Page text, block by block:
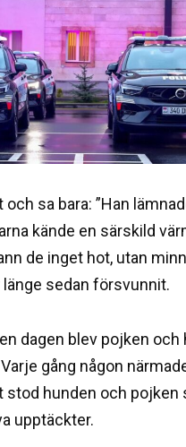
och sa bara: ”Han
kände en särskild
de inget hot, utan
sedan försvunnit.
dagen blev pojken och
gång någon
stod hunden och pojken
upptäckter.